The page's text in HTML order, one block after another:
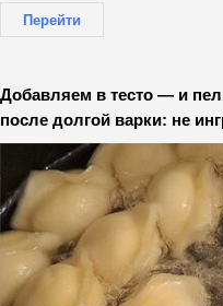
Перейти
Добавляем в тесто — и
после долгой варки: не